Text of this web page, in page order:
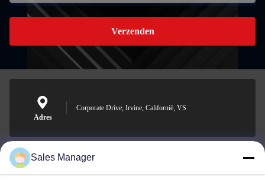
Verzenden
Adres
Corporate Drive, Irvine, Californië, VS
sales@ltcircuit.com
Sales Manager